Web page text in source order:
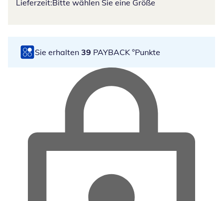
Lieferzeit:Bitte wählen Sie eine Größe
Sie erhalten 39 PAYBACK °Punkte